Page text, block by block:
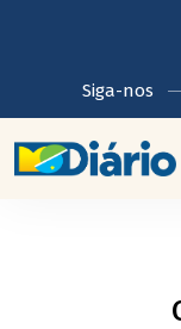
Siga-nos